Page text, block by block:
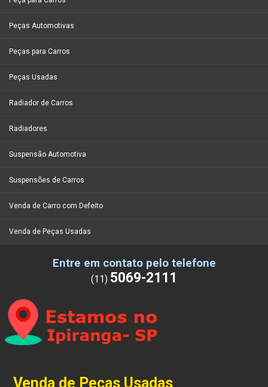
Peças Automotivas
Peças para Carros
Peças Usadas
Radiador de Carros
Radiadores
Suspensão Automotiva
Suspensões de Carros
Venda de Carro com Defeito
Venda de Peças Usadas
Entre em contato pelo telefone
(11) 5069-2111
Venda de Peças Usadas